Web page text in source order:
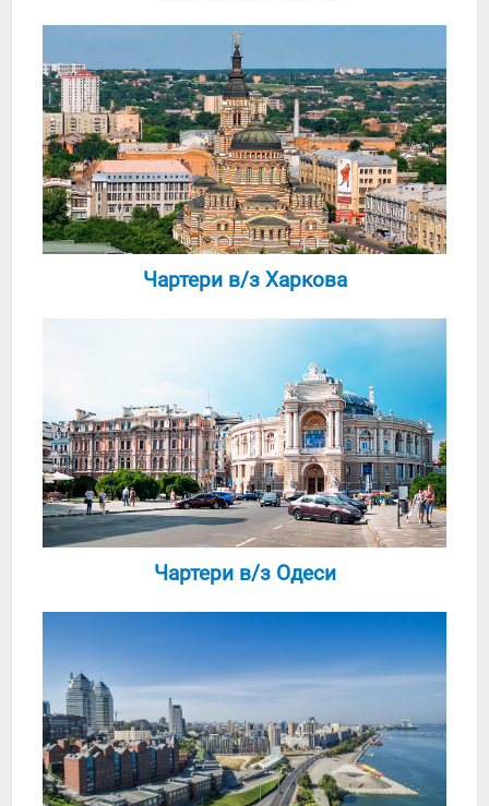
Чартери в/з Харкова
Чартери в/з Одеси